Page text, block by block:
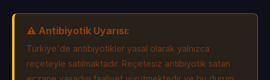
⚠️ Antibiyotik Uyarısı:
Türkiye'de antibiyotikler yasal olarak yalnızca
reçeteyle satılmaktadır. Reçetesiz antibiyotik satan